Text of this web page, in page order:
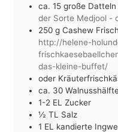
ca. 15 große Datteln
der Sorte Medjool -
250 g Cashew
http://helene-
das-kleine-buffet/
oder
ca. 30
1-2 EL Zucker
½ TL Salz
1 EL kandierte